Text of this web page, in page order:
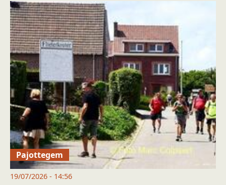
Pajottegem
19/07/2026 - 14:56